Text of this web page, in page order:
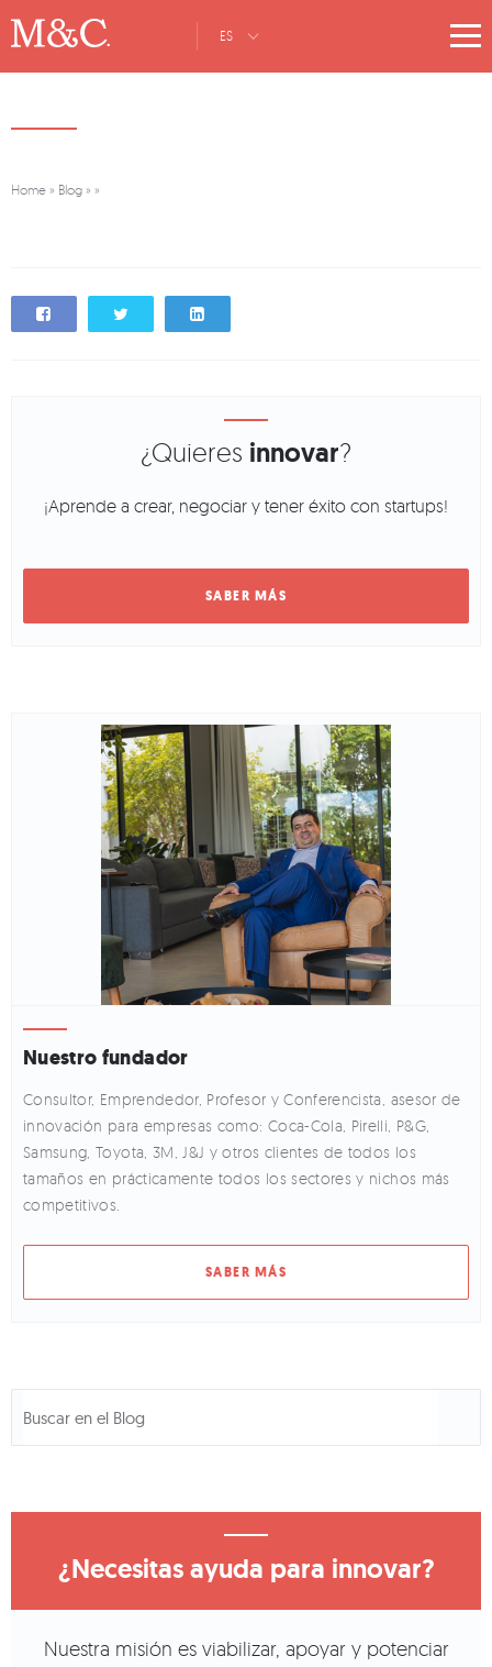
ES
Home » Blog » »
¿Quieres innovar?
¡Aprende a crear, negociar y tener éxito con startups!
Nuestro fundador
Consultor, Emprendedor, Profesor y Conferencista, asesor de
innovación para empresas como: Coca-Cola, Pirelli, P&G,
Samsung, Toyota, 3M, J&J y otros clientes de todos los
tamaños en prácticamente todos los sectores y nichos más
competitivos.
SABER MÁS
¿Necesitas ayuda para innovar?
Nuestra misión es viabilizar, apoyar y potenciar